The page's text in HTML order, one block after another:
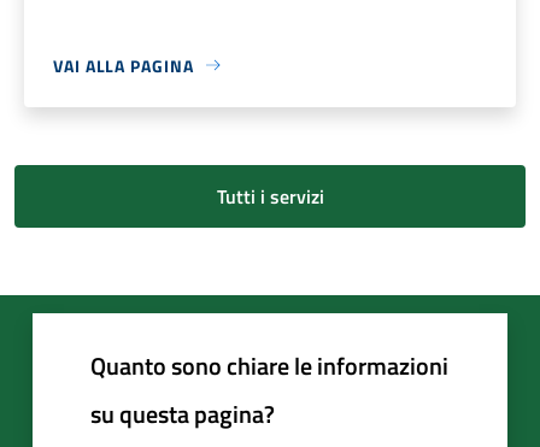
VAI ALLA PAGINA
Tutti i servizi
Quanto sono chiare le informazioni
su questa pagina?